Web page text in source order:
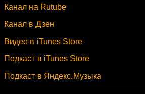
Канал на Rutube
Канал в Дзен
Видео в iTunes Store
Подкаст в iTunes Store
Подкаст в Яндекс.Музыка